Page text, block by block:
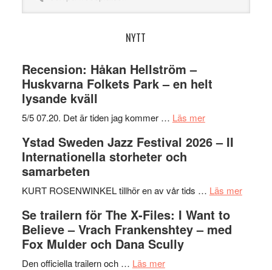
webbplatsen
NYTT
Recension: Håkan Hellström –
Huskvarna Folkets Park – en helt
lysande kväll
5/5 07.20. Det är tiden jag kommer … Läs merom
Håkan
Huskvarna
Park
–
Ystad Sweden Jazz Festival 2026 – II
Internationella storheter och
samarbeten
KURT ROSENWINKEL tillhör en av vår tids … Läs merom
Se trailern för The X-Files: I Want to
Believe – Vrach Frankenshtey – med
Fox Mulder och Dana Scully
Den officiella trailern och … Läs merom